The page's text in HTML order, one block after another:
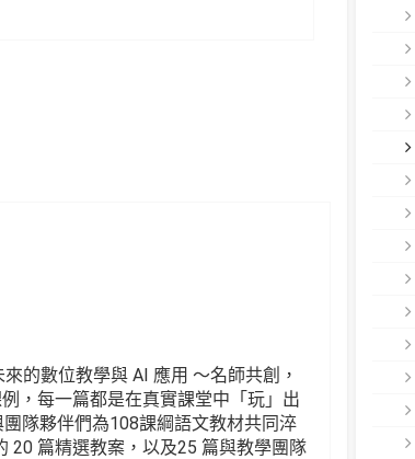
的數位教學與 AI 應用 ～名師共創，
，每一篇都是在真實課堂中「玩」出
隊夥伴們為108課綱語文教材共同淬
20 篇精選教案，以及25 篇與教學團隊